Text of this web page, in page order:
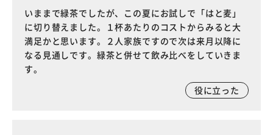
いままで緑茶でしたが、この夏にお試しで「はと麦」
に切り替えました。１杯あたりのコストからみると大
満足かと思います。２人家族ですので次は来月以降に
なる見通しです。緑茶と併せて飲み比べをしていきま
す。
役に立った